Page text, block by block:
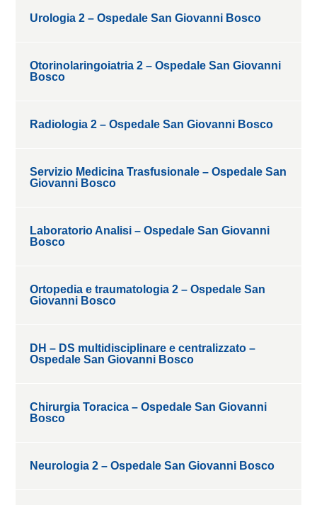
Urologia 2 – Ospedale San Giovanni Bosco
Otorinolaringoiatria 2 – Ospedale San Giovanni
Bosco
Radiologia 2 – Ospedale San Giovanni Bosco
Servizio Medicina Trasfusionale – Ospedale San
Giovanni Bosco
Laboratorio Analisi – Ospedale San Giovanni
Bosco
Ortopedia e traumatologia 2 – Ospedale San
Giovanni Bosco
DH – DS multidisciplinare e centralizzato –
Ospedale San Giovanni Bosco
Chirurgia Toracica – Ospedale San Giovanni
Bosco
Neurologia 2 – Ospedale San Giovanni Bosco